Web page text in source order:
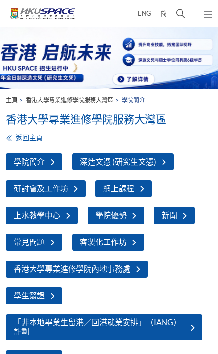
ENG 簡
開
搜
尋
介
面
彈
出
單
start
主頁 香港大學專業進修學院服務大灣區 學院簡介
香港大學專業進修學院服務大灣區
返回主頁
學院簡介 深造文憑 (研究生文憑)
研討會及工作坊 網上課程
上水教學中心 學院優勢 新聞
常見問題 客製化工作坊
香港大學專業進修學院內地事務處
學生簽證
「非本地畢業生留港／回港就業安排」（IANG）
計劃